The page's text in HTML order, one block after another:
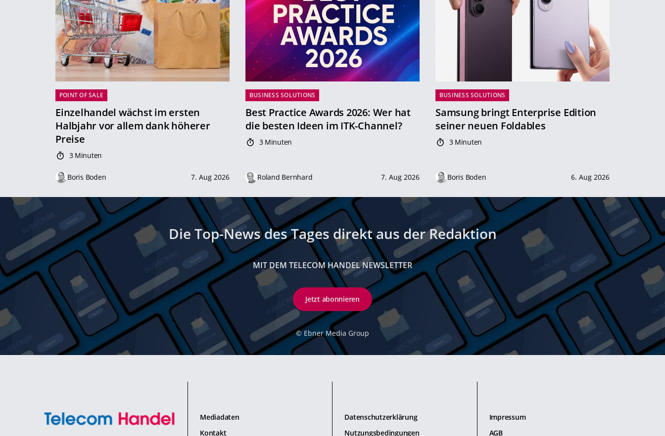
POINT OF SALE
Einzelhandel wächst im ersten
Halbjahr vor allem dank höherer
Preise
3 Minuten
Boris Boden 7. Aug 2026
BUSINESS SOLUTIONS
Best Practice Awards 2026: Wer hat
die besten Ideen im ITK-Channel?
3 Minuten
Roland Bernhard 7. Aug 2026
BUSINESS SOLUTIONS
Samsung bringt Enterprise Edition
seiner neuen Foldables
3 Minuten
Boris Boden 6. Aug 2026
Die Top-News des Tages direkt aus der Redaktion
MIT DEM TELECOM HANDEL NEWSLETTER
Jetzt abonnieren
© Ebner Media Group
Mediadaten
Kontakt
Datenschutzerklärung
Nutzungsbedingungen
Impressum
AGB